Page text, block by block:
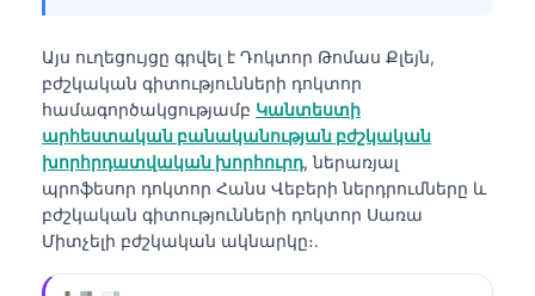
Այս ուղեցույցը գրվել է Դոկտոր Թոմաս Քլեյն,
բժշկական գիտությունների դոկտոր
համագործակցությամբ Կանտեստի
արհեստական բանականության բժշկական
խորհրդատվական խորհուրդ, ներառյալ
պրոֆեսոր դոկտոր Հանս Վեբերի ներդրումները և
բժշկական գիտությունների դոկտոր Սառա
Միտչելի բժշկական ակնարկը։.